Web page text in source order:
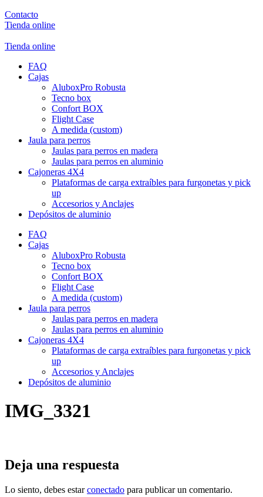
Contacto
Tienda online
Tienda online
FAQ
Cajas
AluboxPro Robusta
Tecno box
Confort BOX
Flight Case
A medida (custom)
Jaula para perros
Jaulas para perros en madera
Jaulas para perros en aluminio
Cajoneras 4X4
Plataformas de carga extraíbles para furgonetas y pick
up
Accesorios y Anclajes
Depósitos de aluminio
FAQ
Cajas
AluboxPro Robusta
Tecno box
Confort BOX
Flight Case
A medida (custom)
Jaula para perros
Jaulas para perros en madera
Jaulas para perros en aluminio
Cajoneras 4X4
Plataformas de carga extraíbles para furgonetas y pick
up
Accesorios y Anclajes
Depósitos de aluminio
IMG_3321
Deja una respuesta
Lo siento, debes estarconectado para publicar un comentario.